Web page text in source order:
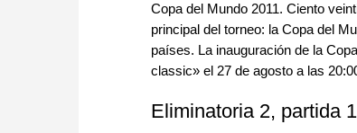
Copa del Mundo 2011. Ciento
principal del torneo: la Copa del
países. La inauguración de la
classic» el 27 de agosto a las
Eliminatoria 2, partida 1